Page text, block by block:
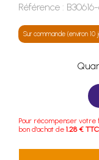
Référence :
Sur commande (environ 10
Pour récompenser votre
bon d'achat de 1.28 € TTC